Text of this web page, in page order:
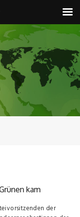
kam
der